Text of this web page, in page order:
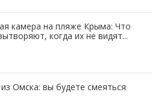
камера на пляже Крыма: Что
когда их не видят...
Омска: вы будете смеяться